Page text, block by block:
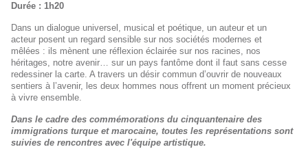
Durée : 1h20
Dans un dialogue universel, musical et poétique, un auteur et un
acteur posent un regard sensible sur nos sociétés modernes et
mêlées : ils mènent une réflexion éclairée sur nos racines, nos
héritages, notre avenir… sur un pays fantôme dont il faut sans cesse
redessiner la carte. A travers un désir commun d’ouvrir de nouveaux
sentiers à l’avenir, les deux hommes nous offrent un moment précieux
à vivre ensemble.
Dans le cadre des commémorations du cinquantenaire des
immigrations turque et marocaine, toutes les représentations sont
suivies de rencontres avec l'équipe artistique.